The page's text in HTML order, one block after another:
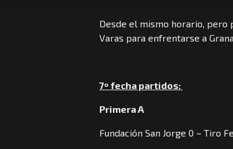
Desde el mismo horario, pero
Varas para enfrentarse a
7º fecha partidos:
Primera A
Fundación San Jorge 0 – Tiro